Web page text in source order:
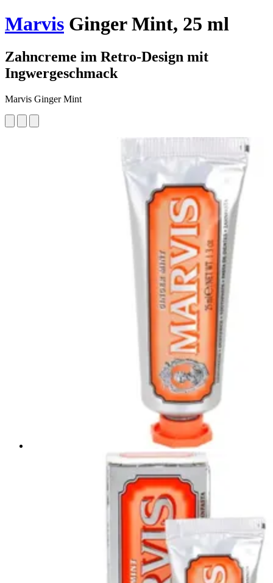
Marvis Ginger Mint, 25 ml
Zahncreme im Retro-Design mit
Ingwergeschmack
Marvis Ginger Mint